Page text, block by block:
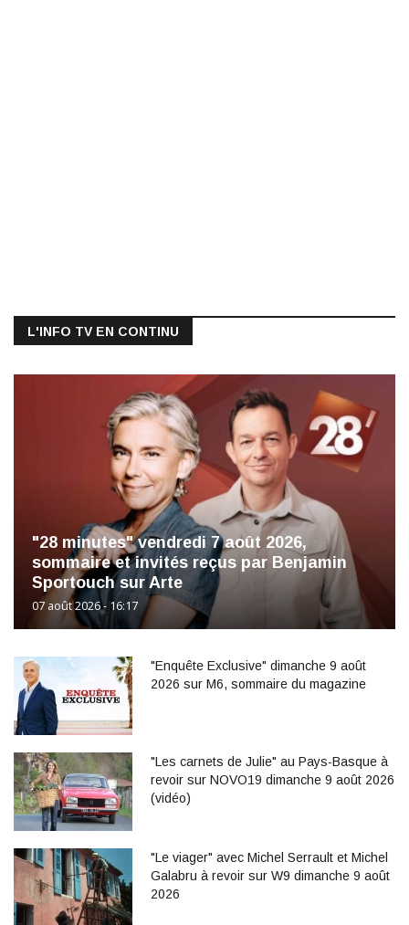
L'INFO TV EN CONTINU
"28 minutes" vendredi 7 août 2026,
sommaire et invités reçus par Benjamin
Sportouch sur Arte
07 août 2026 - 16:17
"Enquête Exclusive" dimanche 9 août
2026 sur M6, sommaire du magazine
"Les carnets de Julie" au Pays-Basque à
revoir sur NOVO19 dimanche 9 août 2026
(vidéo)
"Le viager" avec Michel Serrault et Michel
Galabru à revoir sur W9 dimanche 9 août
2026